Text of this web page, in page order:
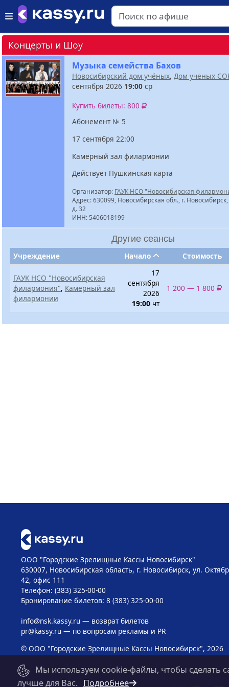
Концерты и Шоу
Музыка семейства Бахов
Новосибирский дом учёных, Дом ученых
сентября 2026 19:00 ср
Купить билеты: 800
Абонемент № 5
17 сентября 22:00
Камерный зал филармонии
Действует Пушкинская карта
Организатор: ГАУК НСО "Новосибирская
Адрес: 630099, Новосибирская обл., г.
д. 32
ИНН: 5406018199
Другие сеансы
Учреждение Начало Стоимость
ГАУК НСО "Новосибирская
филармония", Камерный зал
филармонии
17
сентября
2026
19:00 чт
1 200 — 1 800
ООО "Городские Зрелищные Кассы Новосибирск"
630007, Новосибирская область, г. Новосибирск, ул.
42, офис 111
Телефон: (383) 325-00-00
Бронирование билетов: 8 (383) 325-00-00
info@nsk.kassy.ru— возврат билетов
pr@kassy.ru— по вопросам рекламы и PR
© ООО "Городские Зрелищные Кассы Новосибирск", 2026
Мы используем cookie-файлы, чтобы сделать
лучше для Вас. Подробнее